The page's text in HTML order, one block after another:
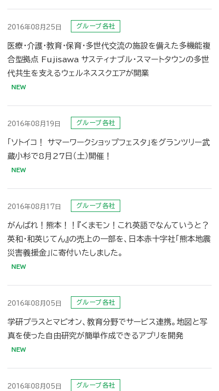
2016年08月25日 グループ各社
医療・介護・教育・保育・多世代交流の施設を備えた多機能複
合型拠点 Fujisawa サスティナブル・スマートタウンの多世
代共生を支えるウェルネススクエアが開業
2016年08月19日 グループ各社
「ソトイコ！ サマーワークショップフェスタ」をグランツリー武
蔵小杉で8月27日（土）開催！
2016年08月17日 グループ各社
がんばれ！熊本！！『くまモン！これ英語でなんていうと？
英和・和英じてん』の売上の一部を、日本赤十字社「熊本地震
災害義援金」に寄付いたしました。
2016年08月05日 グループ各社
学研プラスとマピオン、教育分野でサービス連携。地図と写
真を使った自由研究が簡単作成できるアプリを開発
2016年08月05日 グループ各社